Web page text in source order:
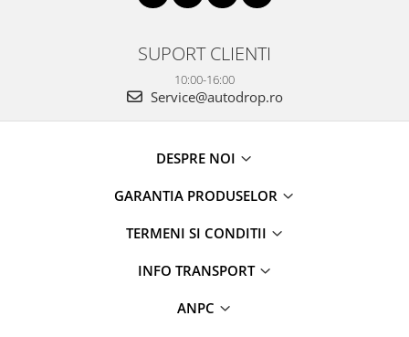
Rame adaptoare Alfa Romeo
Rame adaptoare Hyundai
Rame adaptoare Chevrolet
SUPORT CLIENTI
10:00-16:00
Service@autodrop.ro
DESPRE NOI
GARANTIA PRODUSELOR
TERMENI SI CONDITII
INFO TRANSPORT
ANPC